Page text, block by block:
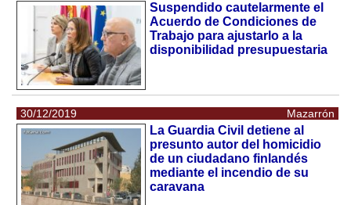
Suspendido cautelarmente el
Acuerdo de Condiciones de
Trabajo para ajustarlo a la
disponibilidad presupuestaria
30/12/2019 Mazarrón
La Guardia Civil detiene al
presunto autor del homicidio
de un ciudadano finlandés
mediante el incendio de su
caravana